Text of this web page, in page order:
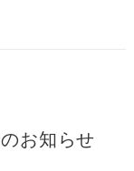
お知らせ